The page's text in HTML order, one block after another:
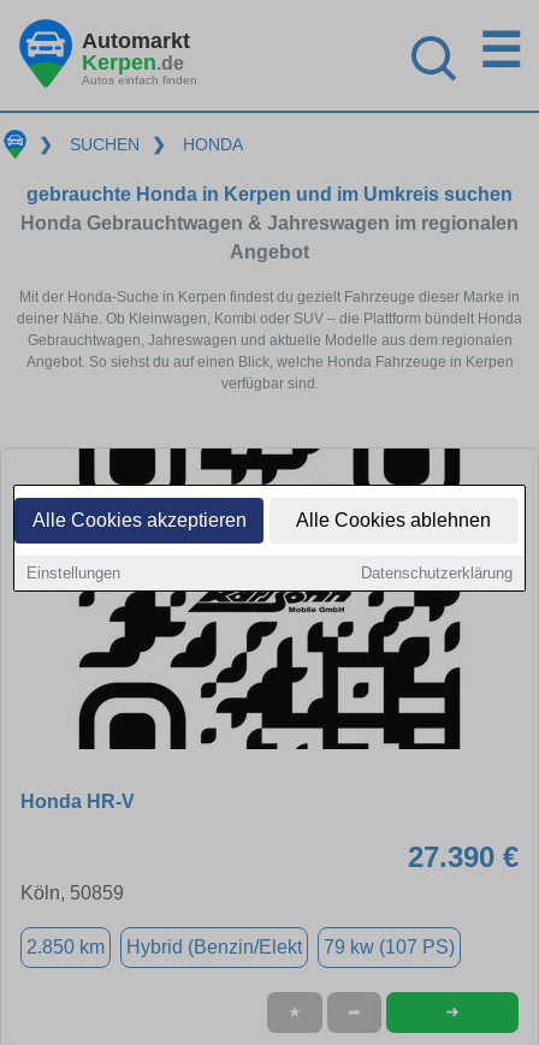
Alle Cookies akzeptieren Alle Cookies ablehnen
Einstellungen Datenschutzerklärung
Automarkt
Kerpen.de
Autos einfach finden
☰
❯ SUCHEN ❯ HONDA
gebrauchte Honda in Kerpen und im Umkreis suchen
Honda Gebrauchtwagen & Jahreswagen im regionalen
Angebot
Mit der Honda-Suche in Kerpen findest du gezielt Fahrzeuge dieser Marke in
deiner Nähe. Ob Kleinwagen, Kombi oder SUV – die Plattform bündelt Honda
Gebrauchtwagen, Jahreswagen und aktuelle Modelle aus dem regionalen
Angebot. So siehst du auf einen Blick, welche Honda Fahrzeuge in Kerpen
verfügbar sind.
Honda HR-V
27.390 €
Köln, 50859
2.850 km Hybrid (Benzin/Elekt 79 kw (107 PS)
★ ➦ ➜